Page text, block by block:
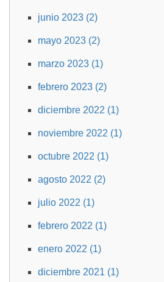
junio 2023 (2)
mayo 2023 (2)
marzo 2023 (1)
febrero 2023 (2)
diciembre 2022 (1)
noviembre 2022 (1)
octubre 2022 (1)
agosto 2022 (2)
julio 2022 (1)
febrero 2022 (1)
enero 2022 (1)
diciembre 2021 (1)